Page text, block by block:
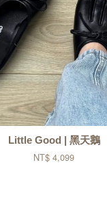
Little Good | 黑天鵝
NT$ 4,099